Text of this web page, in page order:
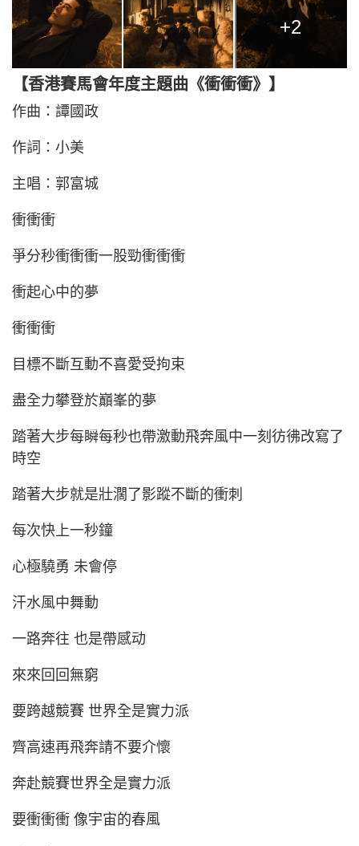
+2
【香港賽馬會年度主題曲《衝衝衝》】
作曲：譚國政
作詞：小美
主唱：郭富城
衝衝衝
爭分秒衝衝衝一股勁衝衝衝
衝起心中的夢
衝衝衝
目標不斷互動不喜愛受拘束
盡全力攀登於巔峯的夢
踏著大步每瞬每秒也帶激動飛奔風中一刻彷彿改寫了
時空
踏著大步就是壯濶了影蹤不斷的衝刺
每次快上一秒鐘
心極驍勇 未會停
汗水風中舞動
一路奔往 也是帶感动
來來回回無窮
要跨越競賽 世界全是實力派
齊高速再飛奔請不要介懷
奔赴競賽世界全是實力派
要衝衝衝 像宇宙的春風